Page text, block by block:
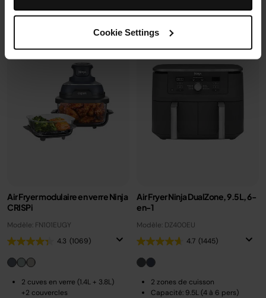
Cookie Settings
Air Fryer modulaire en verre Ninja
CRISPi
Modèle: FN101EUGY
4.3 (1069)
2 cuves en verre (1.4L + 3.8L)
+2 couvercles
Air Fryer Ninja DualZone, 9.5L, 6-
en-1
Modèle: DZ400EU
4.7 (1445)
2 zones de cuisson
Capacité: 9.5L (4 à 6 pers)